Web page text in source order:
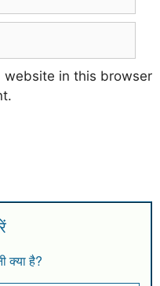
website in this browser
क्या है?